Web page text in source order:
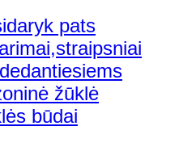
pats
žūklė
būdai